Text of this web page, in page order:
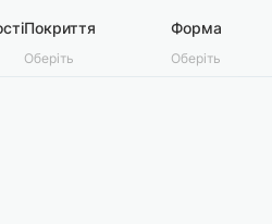
Покриття
Оберіть
Форма
Оберіть